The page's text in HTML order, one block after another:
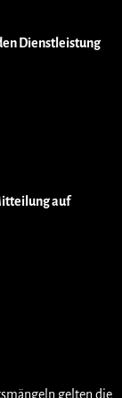
Dienstleistung
auf
gelten die